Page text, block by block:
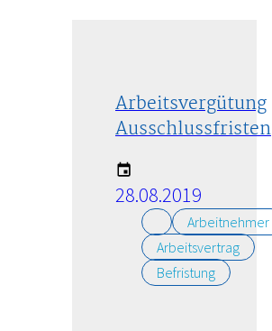
Arbeitsvergütung
Ausschlussfristen
28.08.2019
Arbeitnehmer
Arbeitsvertrag
Befristung